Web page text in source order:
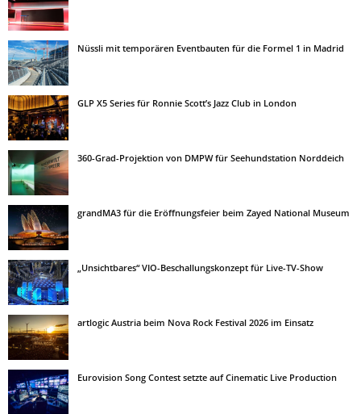
Nüssli mit temporären Eventbauten für die Formel 1 in Madrid
GLP X5 Series für Ronnie Scott’s Jazz Club in London
360-Grad-Projektion von DMPW für Seehundstation Norddeich
grandMA3 für die Eröffnungsfeier beim Zayed National Museum
„Unsichtbares“ VIO-Beschallungskonzept für Live-TV-Show
artlogic Austria beim Nova Rock Festival 2026 im Einsatz
Eurovision Song Contest setzte auf Cinematic Live Production